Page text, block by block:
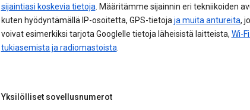
sijaintiasi koskevia tietoja. Määritämme sijainnin eri tekniikoiden
kuten hyödyntämällä IP-osoitetta, GPS-tietojaja muita antureita,
voivat esimerkiksi tarjota Googlelle tietoja läheisistä laitteista, Wi-
tukiasemista ja radiomastoista.
Yksilölliset sovellusnumerot